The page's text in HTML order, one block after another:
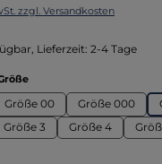
zzgl. Versandkosten
Lieferzeit: 2-4 Tage
auswählen
Größe 00 Größe 000
Größe 3 Größe 4
ist zurzeit nicht verfügbar.)